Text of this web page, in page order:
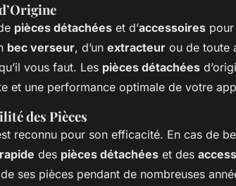
pièces détachées et d’accessoires
bec verseur, d’un extracteur ou de toute
vous faut. Les pièces détachées
et une performance optimale de votre
des Pièces
reconnu pour son efficacité. En cas de
des pièces détachées et des
ses pièces pendant de nombreuses